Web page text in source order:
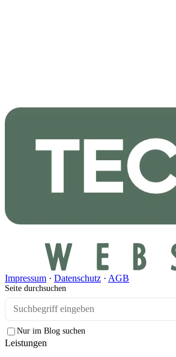
Impressum · Datenschutz · AGB
Seite durchsuchen
Nur im Blog suchen
Leistungen